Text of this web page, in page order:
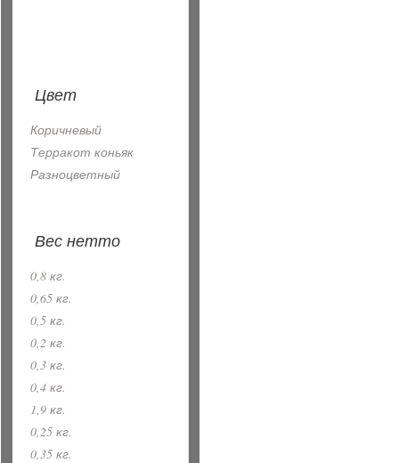
Цвет
Коричневый
Терракот коньяк
Разноцветный
Вес нетто
0,8 кг.
0,65 кг.
0,5 кг.
0,2 кг.
0,3 кг.
0,4 кг.
1,9 кг.
0,25 кг.
0,35 кг.